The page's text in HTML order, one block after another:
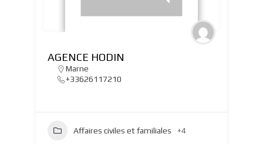
AGENCE HODIN
Marne
+33626117210
Affaires civiles et familiales +4